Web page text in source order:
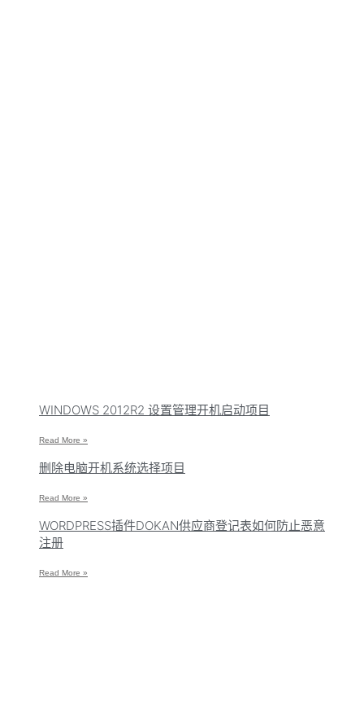
WINDOWS 2012R2 设置管理开机启动项目
Read More »
删除电脑开机系统选择项目
Read More »
WORDPRESS插件DOKAN供应商登记表如何防止恶意
注册
Read More »